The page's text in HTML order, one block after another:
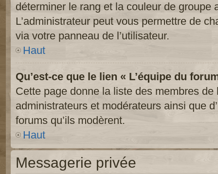
déterminer le rang et la couleur de groupe
L’administrateur peut vous permettre de
via votre panneau de l’utilisateur.
Haut
Qu’est-ce que le lien « L’équipe du
Cette page donne la liste des membres de
administrateurs et modérateurs ainsi que
forums qu’ils modèrent.
Haut
Messagerie privée